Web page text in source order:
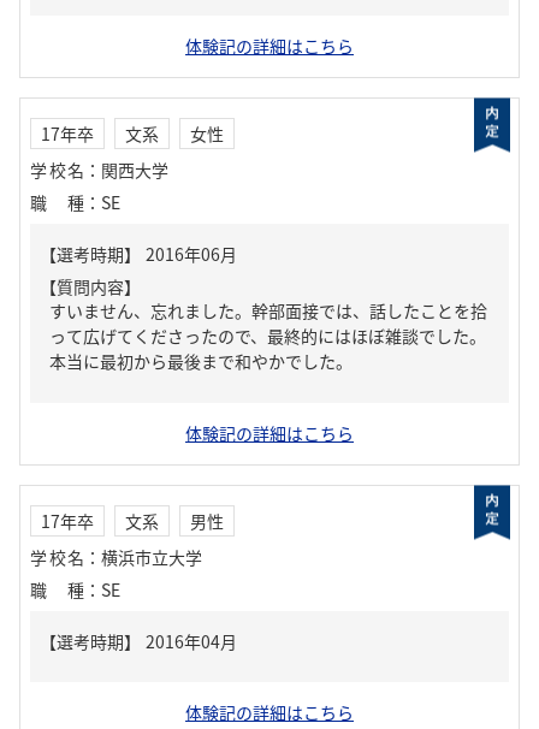
体験記の詳細はこちら
17年卒 文系
女性
学校名 ： 関西大学
職種 ： SE
【質問内容】
すいません、忘れました。幹部面接では、話したことを拾
って広げてくださったので、最終的にはほぼ雑談でした。
本当に最初から最後まで和やかでした。
体験記の詳細はこちら
17年卒 文系
男性
学校名 ： 横浜市立大学
職種 ： SE
体験記の詳細はこちら